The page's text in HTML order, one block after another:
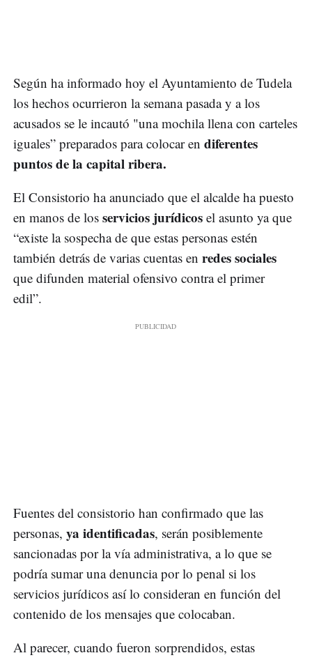
Según ha informado hoy el Ayuntamiento de Tudela
los hechos ocurrieron la semana pasada y a los
acusados se le incautó "una mochila llena con carteles
iguales” preparados para colocar en diferentes
puntos de la capital ribera.
El Consistorio ha anunciado que el alcalde ha puesto
en manos de los servicios jurídicos el asunto ya que
“existe la sospecha de que estas personas estén
también detrás de varias cuentas en redes sociales
que difunden material ofensivo contra el primer
edil”.
Fuentes del consistorio han confirmado que las
personas, ya identificadas, serán posiblemente
sancionadas por la vía administrativa, a lo que se
podría sumar una denuncia por lo penal si los
servicios jurídicos así lo consideran en función del
contenido de los mensajes que colocaban.
Al parecer, cuando fueron sorprendidos, estas